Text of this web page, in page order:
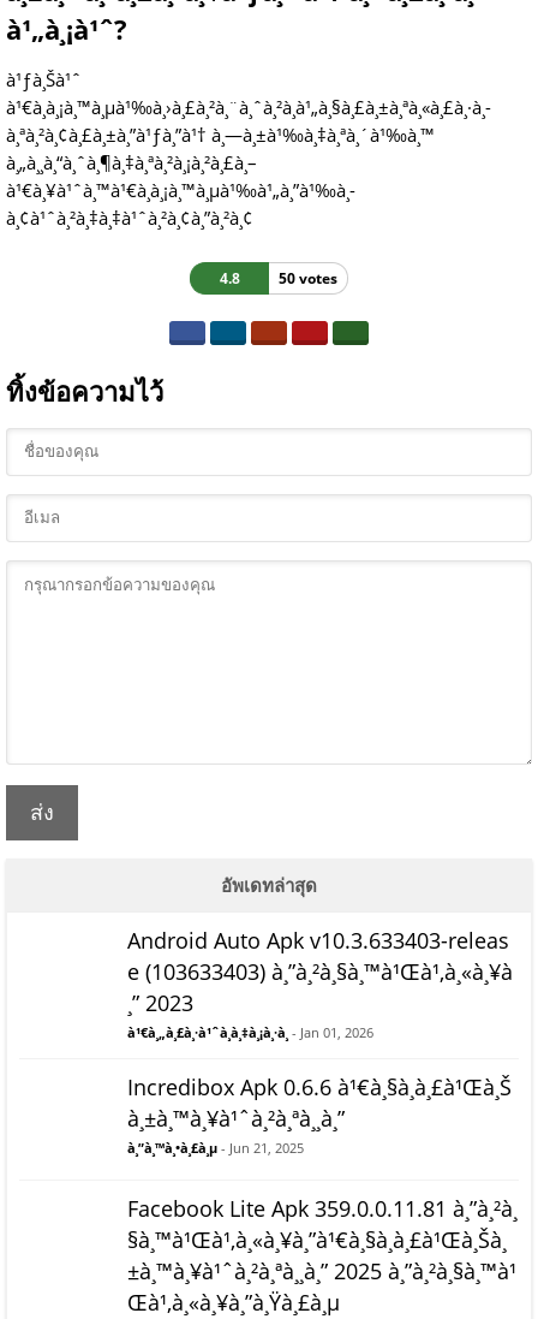
à¹„à¸¡à¹ˆ?
à¹ƒà¸Šà¹ˆ
à¹€à¸à¸¡à¸™à¸µà¹‰à¸›à¸£à¸²à¸¨à¸ˆà¸²à¸à¹„à¸§à¸£à¸±à¸ªà¸«à¸£à¸·à¸­
à¸ªà¸²à¸¢à¸£à¸±à¸”à¹ƒà¸”à¹† à¸—à¸±à¹‰à¸‡à¸ªà¸´à¹‰à¸™
à¸„à¸¸à¸“à¸ˆà¸¶à¸‡à¸ªà¸²à¸¡à¸²à¸£à¸–
à¹€à¸¥à¹ˆà¸™à¹€à¸à¸¡à¸™à¸µà¹‰à¹„à¸”à¹‰à¸­
à¸¢à¹ˆà¸²à¸‡à¸‡à¹ˆà¸²à¸¢à¸”à¸²à¸¢
4.8 50 votes
ทิ้งข้อความไว้
ส่ง
อัพเดทล่าสุด
Android Auto Apk v10.3.633403-releas
e (103633403) à¸”à¸²à¸§à¸™à¹Œà¹‚à¸«à¸¥à
¸” 2023
à¹€à¸„à¸£à¸·à¹ˆà¸­à¸‡à¸¡à¸·à¸­ - Jan 01, 2026
Incredibox Apk 0.6.6 à¹€à¸§à¸­à¸£à¹Œà¸Š
à¸±à¸™à¸¥à¹ˆà¸²à¸ªà¸¸à¸”
à¸”à¸™à¸•à¸£à¸µ - Jun 21, 2025
Facebook Lite Apk 359.0.0.11.81 à¸”à¸²à¸
§à¸™à¹Œà¹‚à¸«à¸¥à¸”à¹€à¸§à¸­à¸£à¹Œà¸Šà¸
±à¸™à¸¥à¹ˆà¸²à¸ªà¸¸à¸” 2025 à¸”à¸²à¸§à¸™à¹
Œà¹‚à¸«à¸¥à¸”à¸Ÿà¸£à¸µ